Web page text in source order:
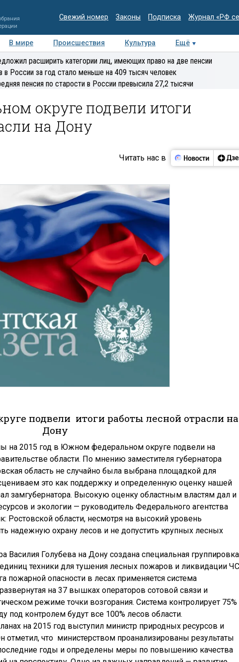
Свежий номер Законы Подписка Журнал «РФ
В мире Происшествия Культура
Ещё
Медиацентр Интервью Колумнисты
расширить категории лиц, имеющих право на две пенсии
в России за год стало меньше на 409 тысяч человек
пенсия по старости в России превысила 27,2 тысячи
округе подвели итоги
на Дону
Читать нас в
подвели итоги работы лесной отрасли на
Дону
на 2015 год в Южном федеральном округе подвели на
области. По мнению заместителя губернатора
область не случайно была выбрана площадкой для
это как поддержку и определенную оценку нашей
замгубернатора. Высокую оценку областным властям дал и
и экологии — руководитель Федерального агентства
Ростовской области, несмотря на высокий уровень
надежную охрану лесов и не допустить крупных лесных
Василия Голубева на Дону создана специальная группировка
техники для тушения лесных пожаров и ликвидации
пожарной опасности в лесах применяется система
на 37 вышках операторов сотовой связи и
режиме точки возгорания. Система контролирует 75%
под контролем будут все 100% лесов области.
на 2015 год выступил министр природных ресурсов и
отметил, что министерством проанализированы результаты
годы и определены меры по повышению качества